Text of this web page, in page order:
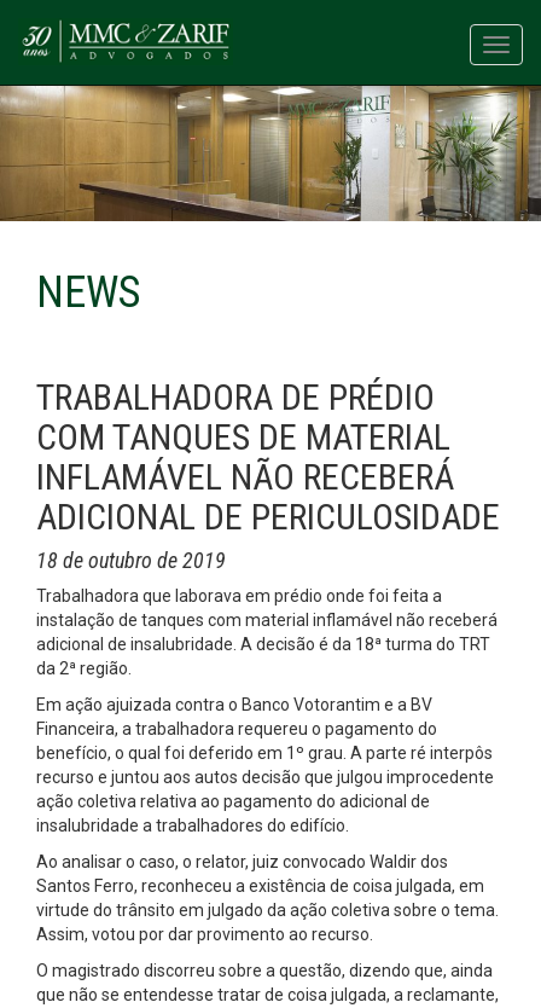
NEWS
TRABALHADORA DE PRÉDIO
COM TANQUES DE MATERIAL
INFLAMÁVEL NÃO RECEBERÁ
ADICIONAL DE PERICULOSIDADE
18 de outubro de 2019
Trabalhadora que laborava em prédio onde foi feita a
instalação de tanques com material inflamável não receberá
adicional de insalubridade. A decisão é da 18ª turma do TRT
da 2ª região.
Em ação ajuizada contra o Banco Votorantim e a BV
Financeira, a trabalhadora requereu o pagamento do
benefício, o qual foi deferido em 1º grau. A parte ré interpôs
recurso e juntou aos autos decisão que julgou improcedente
ação coletiva relativa ao pagamento do adicional de
insalubridade a trabalhadores do edifício.
Ao analisar o caso, o relator, juiz convocado Waldir dos
Santos Ferro, reconheceu a existência de coisa julgada, em
virtude do trânsito em julgado da ação coletiva sobre o tema.
Assim, votou por dar provimento ao recurso.
O magistrado discorreu sobre a questão, dizendo que, ainda
que não se entendesse tratar de coisa julgada, a reclamante,